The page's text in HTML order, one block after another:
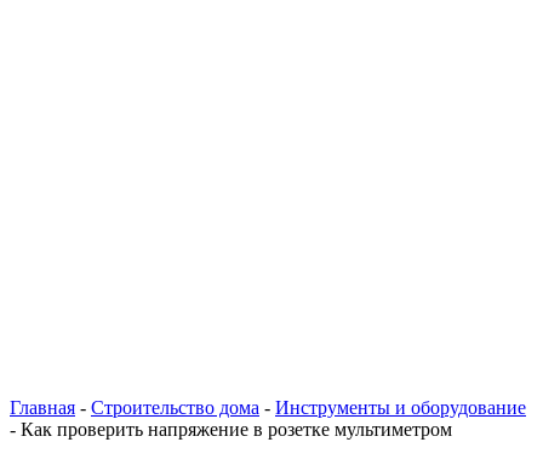
Главная - Строительство дома - Инструменты и оборудование
- Как проверить напряжение в розетке мультиметром